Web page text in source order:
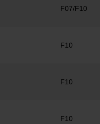
F07/F10
F10
F10
F10